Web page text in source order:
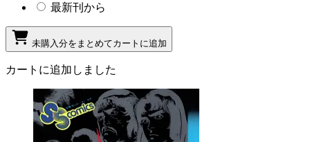
最新刊から
未購入分をまとめてカートに追加
カートに追加しました